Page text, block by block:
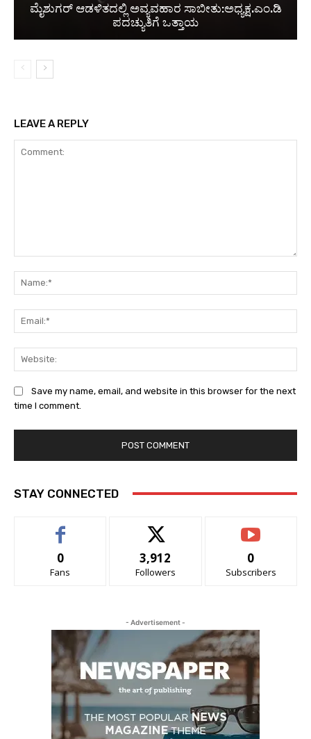
ಮೈಶುಗರ್ ಆಡಳಿತದಲ್ಲಿ ಅವ್ಯವಹಾರ ಸಾಬೀತು:ಅಧ್ಯಕ್ಷ.ಎಂ.ಡಿ
ಪದಚ್ಯುತಿಗೆ ಒತ್ತಾಯ
LEAVE A REPLY
Save my name, email, and website in this browser for the next
time I comment.
STAY CONNECTED
0
Fans
3,912
Followers
0
Subscribers
- Advertisement -